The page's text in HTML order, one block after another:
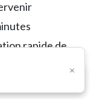
rapide de
de
entre
×